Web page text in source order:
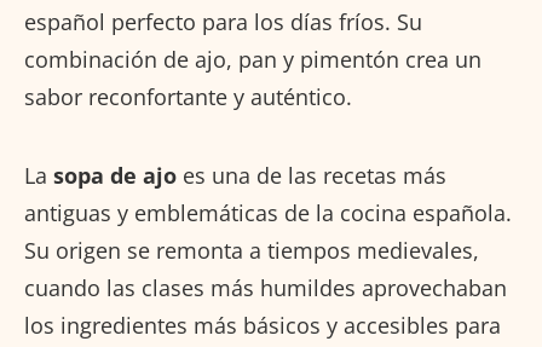
español perfecto para los días fríos. Su
combinación de ajo, pan y pimentón crea un
sabor reconfortante y auténtico.
La sopa de ajo es una de las recetas más
antiguas y emblemáticas de la cocina española.
Su origen se remonta a tiempos medievales,
cuando las clases más humildes aprovechaban
los ingredientes más básicos y accesibles para